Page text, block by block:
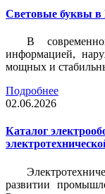
Световые буквы в
В
информацией,
мощных и
Подробнее
02.06.2026
Каталог
развитии